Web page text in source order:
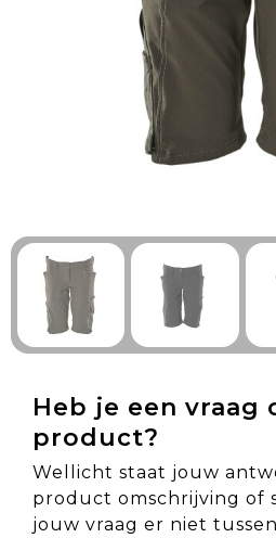
Technologie & Gadgets
Outdoor & Vrije tijd
Pennen & Schrijfwaren
Gezondheid & Welzijn
Eten & Drinken
Heb je een vraag
product?
Wellicht staat jouw
product omschrijving of
jouw vraag er niet